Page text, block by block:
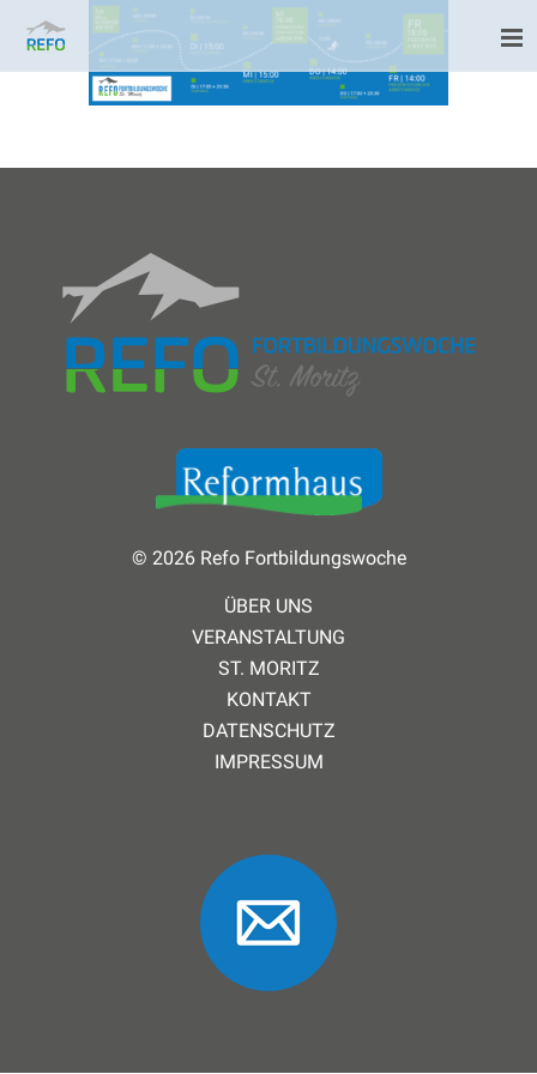
© 2026 Refo Fortbildungswoche
ÜBER UNS
VERANSTALTUNG
ST. MORITZ
KONTAKT
DATENSCHUTZ
IMPRESSUM